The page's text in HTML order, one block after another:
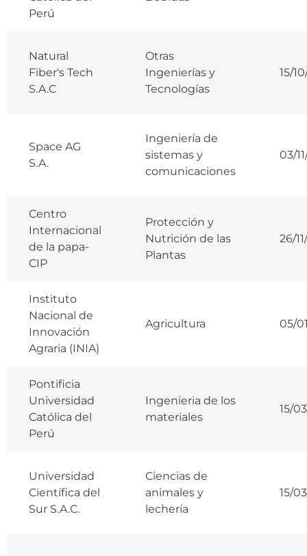
Perú
Natural
Fiber's Tech
S.A.C
Otras
Ingenierías y
Tecnologías
15/
Space AG
S.A.
Ingeniería de
sistemas y
comunicaciones
03/
Centro
Internacional
de la papa-
CIP
Protección y
Nutrición de las
Plantas
26/
Instituto
Nacional de
Innovación
Agraria (INIA)
Agricultura 05/
Pontificia
Universidad
Católica del
Perú
Ingenieria de los
materiales
15/
Universidad
Científica del
Sur S.A.C.
Ciencias de
animales y
lechería
15/